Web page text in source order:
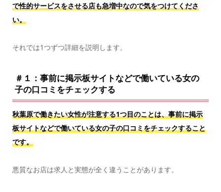
で性的サービスをさせる店も急増中なので気をつけてくださ
い。
それでは1つずつ詳細を説明します。
＃１：事前に掲示板サイトなどで働いている女の
子の口コミをチェックする
秋葉原で働きたい女性が注意する1つ目のことは、事前に掲示
板サイトなどで働いている女の子の口コミをチェックすること
です。
悪質なお店は求人と実態が全く違うことがあります。